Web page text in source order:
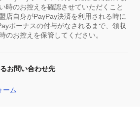
時のお控えを確認させていただくこと
店自身がPayPay決済を利用される時に
ボーナスの付与がなされるまで、領収
のお控えを保管してください。
お問い合わせ先
ーム